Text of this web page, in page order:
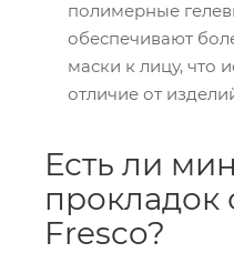
полимерные
обеспечивают
маски к лицу, что
отличие от
Есть ли
прокладок
Fresco?